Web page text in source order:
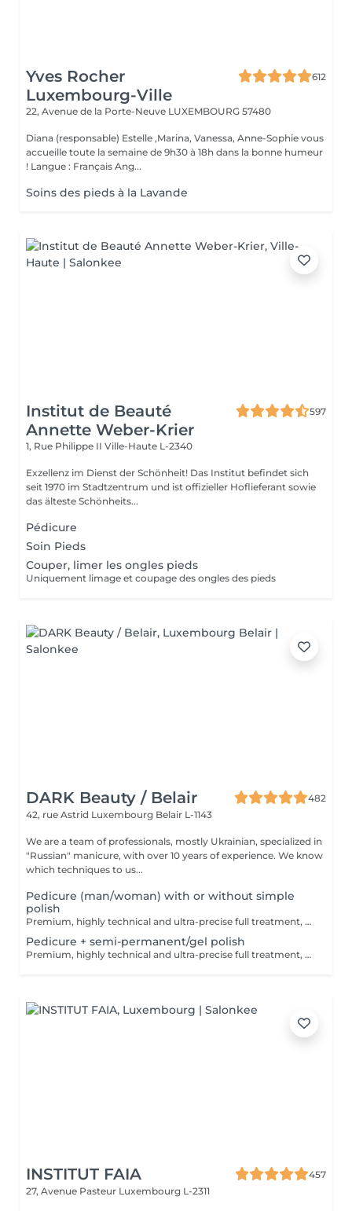
Yves Rocher
Luxembourg-Ville
612
22, Avenue de la Porte-Neuve LUXEMBOURG 57480
Diana (responsable) Estelle ,Marina, Vanessa, Anne-Sophie vous
accueille toute la semaine de 9h30 à 18h dans la bonne humeur
! Langue : Français Ang...
Soins des pieds à la Lavande
Institut de Beauté
Annette Weber-Krier
597
1, Rue Philippe II Ville-Haute L-2340
Exzellenz im Dienst der Schönheit! Das Institut befindet sich
seit 1970 im Stadtzentrum und ist offizieller Hoflieferant sowie
das älteste Schönheits...
Pédicure
Soin Pieds
Couper, limer les ongles pieds
Uniquement limage et coupage des ongles des pieds
DARK Beauty / Belair
482
42, rue Astrid Luxembourg Belair L-1143
We are a team of professionals, mostly Ukrainian, specialized in
"Russian" manicure, with over 10 years of experience. We know
which techniques to us...
Pedicure (man/woman) with or without simple
polish
Premium, highly technical and ultra-precise full treatment, performed mainly with an e-file to achieve a perfectly clean nail contour and apply the polish as close as possible, even slightly under the cuticle. This technique helps visually delay the regrowth by around 10 days. Visual result: -Extremely well-groomed nails, clean contours, flawless shape -Instagram / photo studio effect: neat, precise, with no visible dry skin Service content: -Removal of old semi-permanent and/or gel polish (if needed, please book accordingly this option via this screen) -Very meticulous preparation of the nail plate -Shape and file nails -Gentle cuticle care -Removal of dead skin -Heels are cleaned -Application of a transparent simple polish (if desired) OR application of your own simple polish (if needed, please book accordingly this option via this screen) -Application of cuticle oil and feet cream
Pedicure + semi-permanent/gel polish
Premium, highly technical and ultra-precise full treatment, performed mainly with an e-file to achieve a perfectly clean nail contour and apply the polish as close as possible, even slightly under the cuticle. This technique helps visually delay the regrowth by around 10 days. Visual result: -Extremely well-groomed nails, clean contours, flawless shape -Instagram / photo studio effect: neat, precise, with no visible dry skin A perfect solution for flawless and long-lasting nails: -The average durability is 6 weeks!! Service content: -Removal of old semi-permanent and/or gel polish (if needed, already include in this price/service) -Very meticulous preparation of the nail plate -Shape and file nails -Gentle cuticle care -Removal of dead skin -Heels are cleaned -Application of semi-permanent nail polish -Application of cuticle oil and feet cream Optional : -Price per nail for nail art on up to 5 nails (if so please book "WITH simple design") +3€/nail -Price for simple design (French, Chrome, Baby Boomer, Cat Eyes, Stickers, Foil) 6-10 nails -> +20€ -Price for complex design (3D, Hand drawings, Stamping, French with Chrome, Baby Boomer with Chrome, French with Cat Eyes) 6-10 nails -> +30€ -Price per nail extension/reconstruction, maximum 2 nails (if so please book "WITH extension/reconstruction") +10€/nail
INSTITUT FAIA
457
27, Avenue Pasteur Luxembourg L-2311